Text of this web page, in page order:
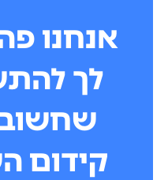
אנחנו
לך
קידום